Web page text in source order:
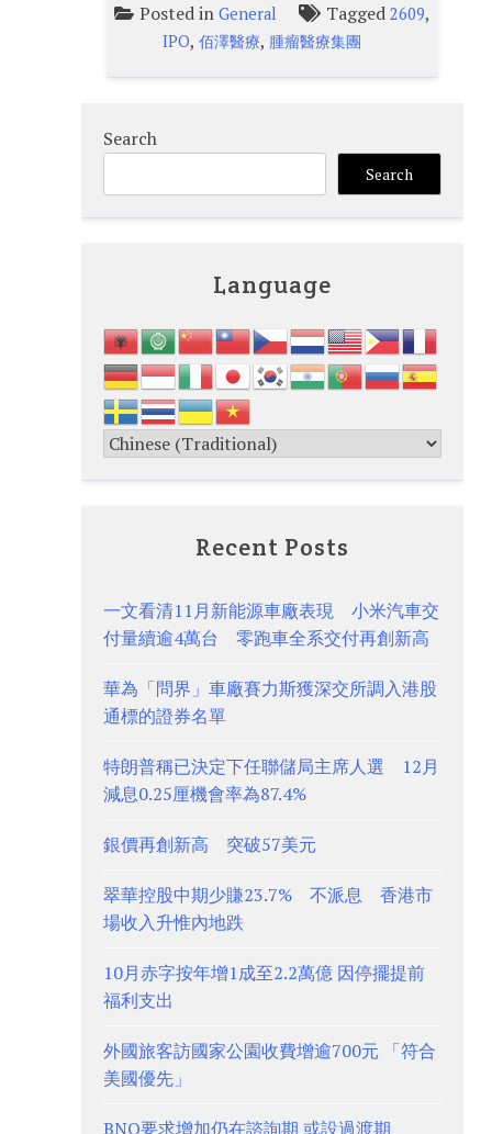
Posted inGeneral Tagged2609,
IPO, 佰澤醫療, 腫瘤醫療集團
Search
Search
Language
Recent Posts
一文看清11月新能源車廠表現 小米汽車交
付量續逾4萬台 零跑車全系交付再創新高
華為「問界」車廠賽力斯獲深交所調入港股
通標的證券名單
特朗普稱已決定下任聯儲局主席人選 12月
減息0.25厘機會率為87.4%
銀價再創新高 突破57美元
翠華控股中期少賺23.7% 不派息 香港市
場收入升惟內地跌
10月赤字按年增1成至2.2萬億 因停擺提前
福利支出
外國旅客訪國家公園收費增逾700元 「符合
美國優先」
BNO要求增加仍在諮詢期 或設過渡期